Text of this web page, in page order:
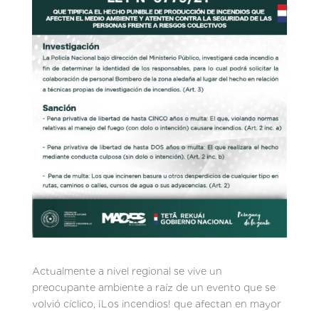
Actualmente a nivel regional se vive un
preocupante ambiente a raíz de un evento que se
volvió cíclico, ¡Los incendios! que afectan en mayor